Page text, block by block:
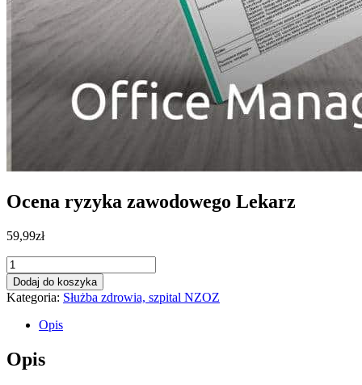
Ocena ryzyka zawodowego Lekarz
59,99zł
ilość
Ocena
ryzyka
zawodowego
Lekarz
Dodaj do koszyka
Kategoria: Służba zdrowia, szpital NZOZ
Opis
Opis